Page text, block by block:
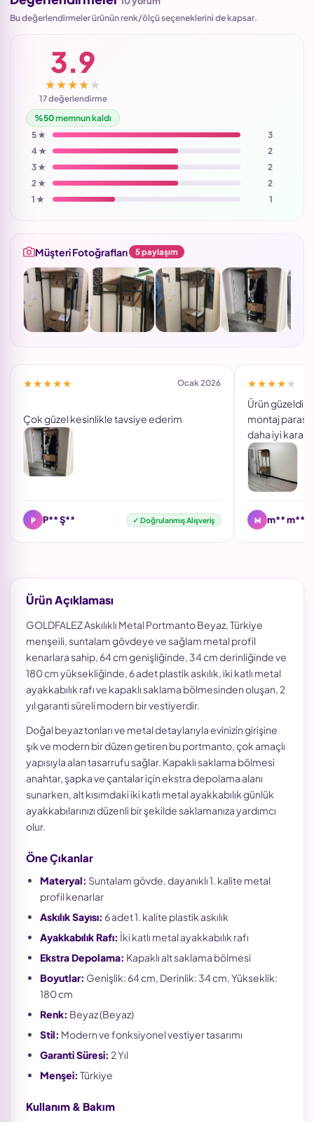
Bu değerlendirmeler ürünün renk/ölçü seçeneklerini de kapsar.
3.9
★★★★★
17 değerlendirme
%50memnun kaldı
5 ★
3
4 ★
2
3 ★
2
2 ★
2
1 ★
1
Müşteri Fotoğrafları 5 paylaşım
★★★★★ Ocak 2026
Çok güzel kesinlikle tavsiye ederim
P P** Ş** ✓ Doğrulanmış Alışveriş
★★★★★
Ürün güzeldir
montaj
daha iyi karar
M m** m**
Ürün Açıklaması
GOLDFALEZ Askılıklı Metal Portmanto Beyaz, Türkiye
menşeili, suntalam gövdeye ve sağlam metal profil
kenarlara sahip, 64 cm genişliğinde, 34 cm derinliğinde ve
180 cm yüksekliğinde, 6 adet plastik askılık, iki katlı metal
ayakkabılık rafı ve kapaklı saklama bölmesinden oluşan, 2
yıl garanti süreli modern bir vestiyerdir.
Doğal beyaz tonları ve metal detaylarıyla evinizin girişine
şık ve modern bir düzen getiren bu portmanto, çok amaçlı
yapısıyla alan tasarrufu sağlar. Kapaklı saklama bölmesi
anahtar, şapka ve çantalar için ekstra depolama alanı
sunarken, alt kısımdaki iki katlı metal ayakkabılık günlük
ayakkabılarınızı düzenli bir şekilde saklamanıza yardımcı
olur.
Öne Çıkanlar
Materyal: Suntalam gövde, dayanıklı 1. kalite metal
profil kenarlar
Askılık Sayısı: 6 adet 1. kalite plastik askılık
Ayakkabılık Rafı: İki katlı metal ayakkabılık rafı
Ekstra Depolama: Kapaklı alt saklama bölmesi
Boyutlar: Genişlik: 64 cm, Derinlik: 34 cm, Yükseklik:
180 cm
Renk: Beyaz (Beyaz)
Stil: Modern ve fonksiyonel vestiyer tasarımı
Garanti Süresi: 2 Yıl
Menşei: Türkiye
Kullanım & Bakım